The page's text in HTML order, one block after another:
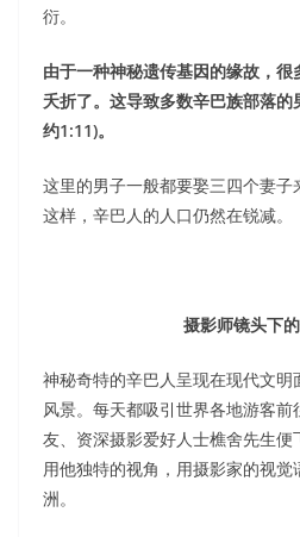
衍。
由于一种神秘遗传基因的缘故，很
夭折了。这导致多数辛巴族部落
约1:11)。
这里的男子一般都要娶三四个妻
这样，辛巴人的人口仍然在锐减。
摄影师镜头下
神秘奇特的辛巴人呈现在现代文
风景。每天都吸引世界各地游客
友、资深摄影爱好人士樵舍先生便
用他独特的视角，用摄影家的视
洲。